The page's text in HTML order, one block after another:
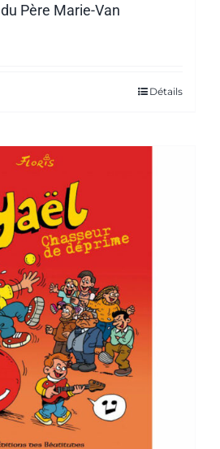
Père Marie-Van
Détails